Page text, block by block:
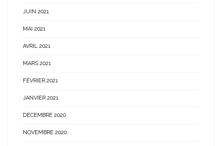
JUIN 2021
MAI 2021
AVRIL 2021
MARS 2021
FÉVRIER 2021
JANVIER 2021
DÉCEMBRE 2020
NOVEMBRE 2020